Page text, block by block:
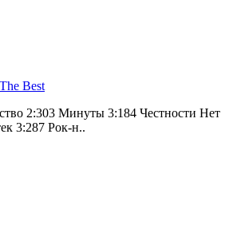
Best
2:303 Минуты 3:184 Честности Нет
3:287 Рок-н..